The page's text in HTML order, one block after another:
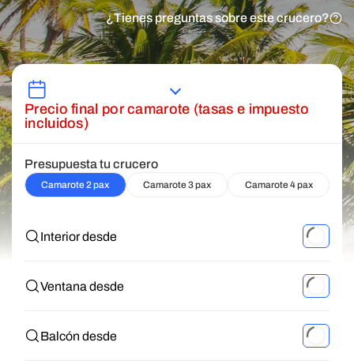
¿Tienes preguntas sobre este crucero?
Precio final por camarote (tasas e impuesto
incluidos)
Presupuesta tu crucero
Camarote 2 pax Camarote 3 pax Camarote 4 pax
Interior desde
Ventana desde
Balcón desde